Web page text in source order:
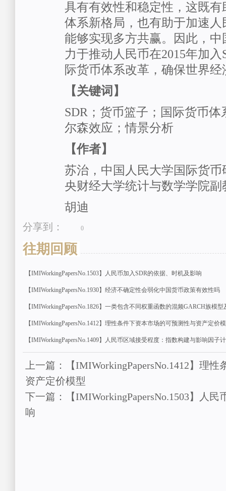
具有有效性和稳定性，这既
体系新格局，也有助于加速
能够实现多方共赢。因此，
力于推动人民币在2015年加
际货币体系改革，确保世界
【关键词】
SDR；货币篮子；国际货币
尔森效应；情景分析
【作者】
苏治，中国人民大学国际货
央财经大学统计与数学学院副
胡迪
分享到： 0
往期回顾
【IMIWorkingPapersNo.1503】人民币加入SDR的依据、时机及影响
【IMIWorkingPapersNo.1930】经济不确定性会弱化中国货币政策有效性吗
【IMIWorkingPapersNo.1826】一类包含不同权重函数的混频GARCH族模
【IMIWorkingPapersNo.1412】理性条件下资本市场的可预测性与资产定价
【IMIWorkingPapersNo.1409】人民币区域接受程度：指数构建与影响因子
上一篇：【IMIWorkingPapersNo.1412】理
资产定价模型
下一篇：【IMIWorkingPapersNo.1503】人
响